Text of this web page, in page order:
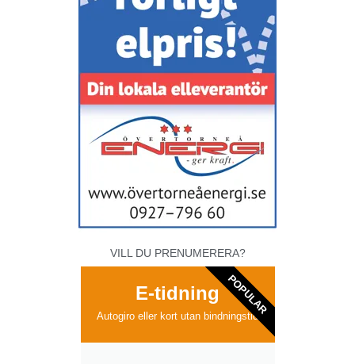
VILL DU PRENUMERERA?
E-tidning
Autogiro eller kort utan bindningstid
POPULAR